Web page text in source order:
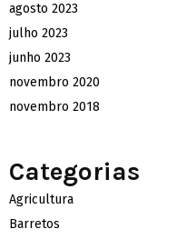
agosto 2023
julho 2023
junho 2023
novembro 2020
novembro 2018
Categorias
Agricultura
Barretos